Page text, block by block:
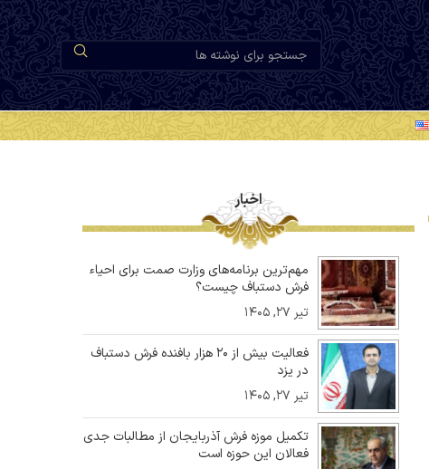
اخبار
مهم‌ترین برنامه‌های وزارت صمت برای احیاء
فرش دستباف چیست؟
تیر ۲۷, ۱۴۰۵
فعالیت بیش از ۲۰ هزار بافنده فرش دستباف
در یزد
تیر ۲۷, ۱۴۰۵
تکمیل موزه فرش آذربایجان از مطالبات جدی
فعالان این حوزه است